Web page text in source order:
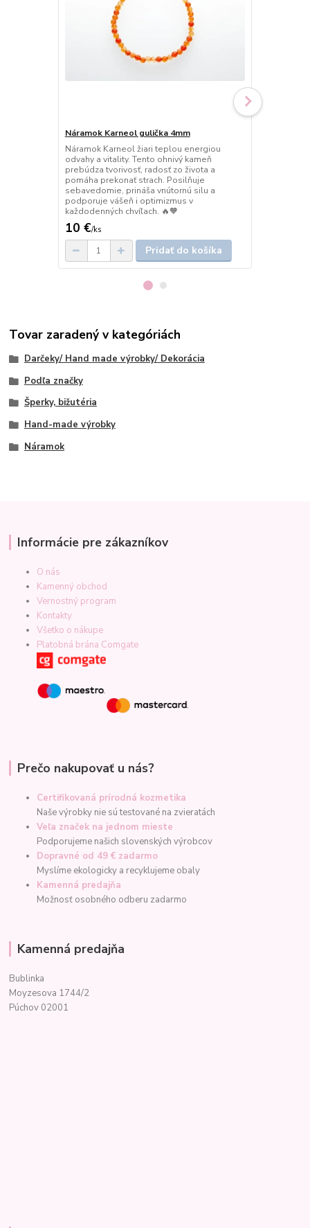
Náramok Karneol gulička 4mm
Náramok Karneol žiari teplou energiou
odvahy a vitality. Tento ohnivý kameň
prebúdza tvorivosť, radosť zo života a
pomáha prekonať strach. Posilňuje
sebavedomie, prináša vnútornú silu a
podporuje vášeň i optimizmus v
každodenných chvíľach. 🔥🧡
10 €/ks
Pridať do košíka
Tovar zaradený v kategóriách
Darčeky/ Hand made výrobky/ Dekorácia
Podľa značky
Šperky, bižutéria
Hand-made výrobky
Náramok
Informácie pre zákazníkov
O nás
Kamenný obchod
Vernostný program
Kontakty
Všetko o nákupe
Platobná brána Comgate
Prečo nakupovať u nás?
Certifikovaná prírodná kozmetika
Naše výrobky nie sú testované na zvieratách
Veľa značek na jednom mieste
Podporujeme našich slovenských výrobcov
Dopravné od 49 € zadarmo
Myslíme ekologicky a recyklujeme obaly
Kamenná predajňa
Možnosť osobného odberu zadarmo
Kamenná predajňa
Bublinka
Moyzesova 1744/2
Púchov 02001